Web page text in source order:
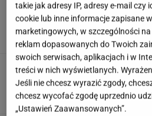
o radę. "Jakiej
SUBSKRYPCJA
Atak na "rosyjski
logistyczne
takie jak adresy IP, adresy e-mail czy
cookie lub inne informacje zapisane
marketingowych, w szczególności
reklam dopasowanych do Twoich
swoich serwisach, aplikacjach i w
treści w nich wyświetlanych.
Jeśli nie chcesz wyrazić zgody,
chcesz wycofać zgodę uprzednio
„Ustawień Zaawansowanych”.